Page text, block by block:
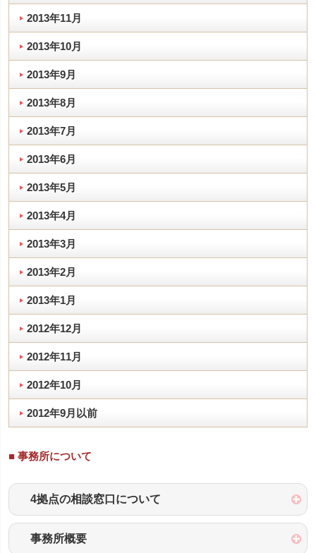
2013年11月
2013年10月
2013年9月
2013年8月
2013年7月
2013年6月
2013年5月
2013年4月
2013年3月
2013年2月
2013年1月
2012年12月
2012年11月
2012年10月
2012年9月以前
■ 事務所について
4拠点の相談窓口について
事務所概要